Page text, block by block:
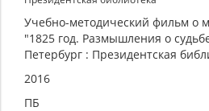
Учебно-методический фильм о
"1825 год. Размышления о
Петербург : Президентская
2016
ПБ